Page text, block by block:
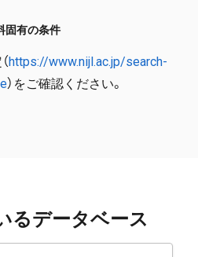
固有の条件
https://www.nijl.ac.jp/search-
）をご確認ください。
るデータベース